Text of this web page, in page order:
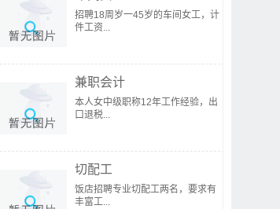
招聘18周岁一45岁的车间女工，计
件工资...
兼职会计
本人女中级职称12年工作经验，出
口退税...
切配工
饭店招聘专业切配工两名，要求有
丰富工...